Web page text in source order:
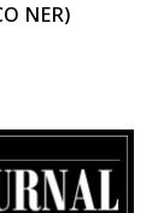
NER)